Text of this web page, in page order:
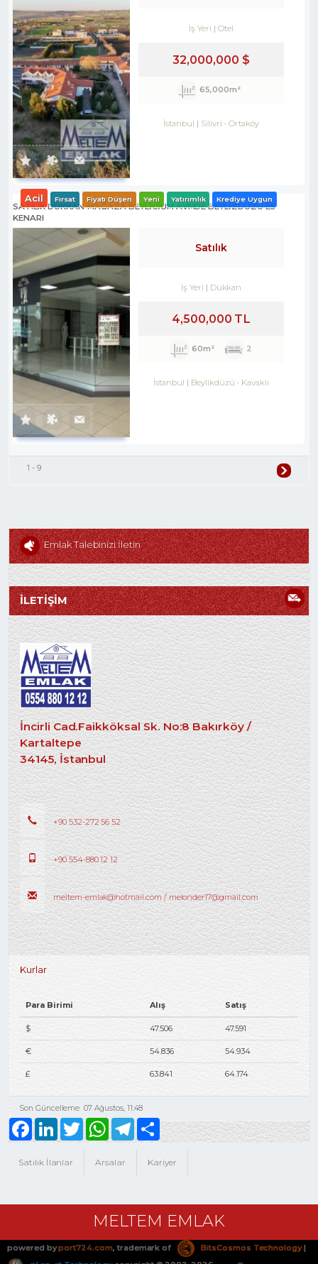
İş Yeri Otel
32,000,000 $
65,000m²
İstanbul Silivri -Ortaköy
SATILIK DÜKKAN-MAĞAZA BEYLİCİUM AVMDE BEYLİZDÜZÜ E5
KENARI
Acil Fırsat Fiyatı Düşen Yeni Yatırımlık Krediye Uygun
Satılık
İş Yeri Dükkan
4,500,000 TL
60m² 2
İstanbul Beylikdüzü - Kavaklı
1 - 9
Emlak Talebinizi İletin
İLETİŞİM
İncirli Cad.Faikköksal Sk. No:8 Bakırköy /
Kartaltepe
34145, İstanbul
+90 532-272 56 52
+90 554-880 12 12
meltem-emlak@hotmail.com / melonder17@gmail.com
Kurlar
Para Birimi Alış Satış
$ 47.506 47.591
€ 54.836 54.934
£ 63.841 64.174
Son Güncelleme 07 Ağustos, 11:48
Satılık İlanlar Arsalar Kariyer
FacebookLinkedInTwitterWhatsAppTelegramShare
MELTEM EMLAK
powered byport724.com, trademark of BitsCosmos Technology|